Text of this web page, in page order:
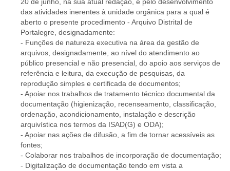
das atividades inerentes à unidade orgânica para a qual é
aberto o presente procedimento - Arquivo Distrital de
Portalegre, designadamente:
- Funções de natureza executiva na área da gestão de
arquivos, designadamente, ao nível do atendimento ao
público presencial e não presencial, do apoio aos serviços de
referência e leitura, da execução de pesquisas, da
reprodução simples e certificada de documentos;
- Apoiar nos trabalhos de tratamento técnico documental da
documentação (higienização, recenseamento, classificação,
ordenação, acondicionamento, instalação e descrição
arquivística nos termos da ISAD(G) e ODA);
- Apoiar nas ações de difusão, a fim de tornar acessíveis as
fontes;
- Colaborar nos trabalhos de incorporação de documentação;
- Digitalização de documentação tendo em vista a